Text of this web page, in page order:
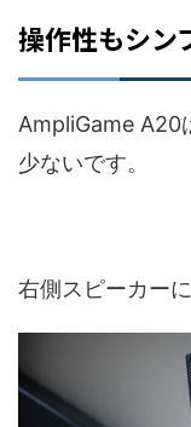
操作性もシン
AmpliGame A20
少ないです。
右側スピーカー